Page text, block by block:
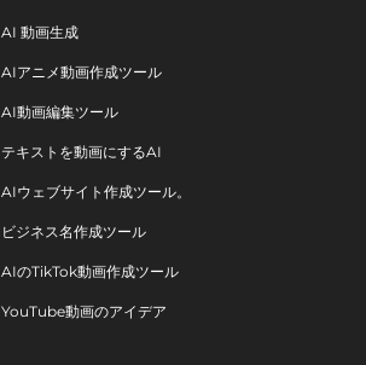
AI 動画生成
AIアニメ動画作成ツール
AI動画編集ツール
テキストを動画にするAI
AIウェブサイト作成ツール。
ビジネス名作成ツール
AIのTikTok動画作成ツール
YouTube動画のアイデア